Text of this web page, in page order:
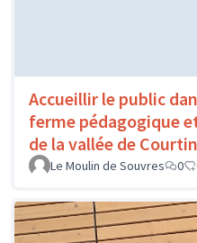
Accueillir le public
ferme pédagogique
de la vallée de
Le Moulin de Souvres 0